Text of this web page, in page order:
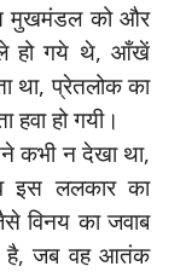
मुखमंडल को और
हो गये थे, आँखें
था, प्रेतलोक का
हवा हो गयी।
कभी न देखा था,
इस ललकार का
विनय का जवाब
है, जब वह आतंक